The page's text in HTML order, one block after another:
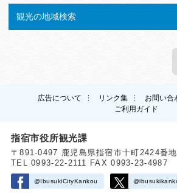
観光の地域検索
広告について リンク集 お問い合
ご利用ガイド
指宿市役所観光課
〒891-0497 鹿児島県指宿市十町2424番地
TEL 0993-22-2111 FAX 0993-23-4987
@IbusukiCityKankou